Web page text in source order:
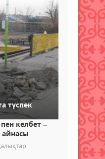
түспек
пен келбет –
айнасы